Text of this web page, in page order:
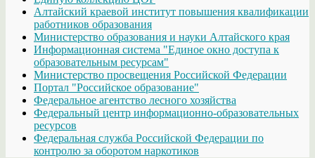
Алтайский краевой институт повышения квалификации
работников образования
Министерство образования и науки Алтайского края
Информационная система "Единое окно доступа к
образовательным ресурсам"
Министерство просвещения Российской Федерации
Портал "Российское образование"
Федеральное агентство лесного хозяйства
Федеральный центр информационно-образовательных
ресурсов
Федеральная служба Российской Федерации по
контролю за оборотом наркотиков